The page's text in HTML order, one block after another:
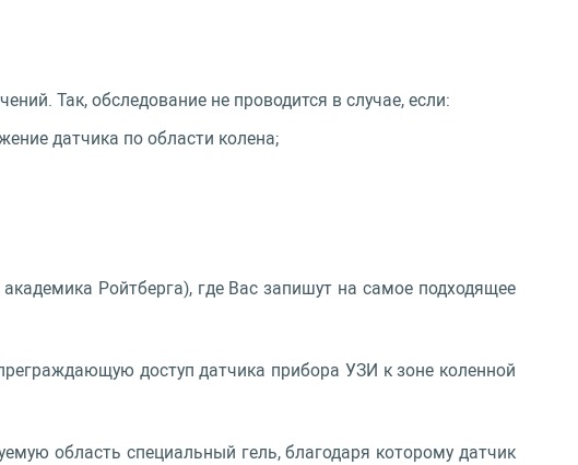
Так, обследование не проводится в случае, если:
датчика по области колена;
Ройтберга), где Вас запишут на самое подходящее
доступ датчика прибора УЗИ к зоне коленной
область специальный гель, благодаря которому датчик